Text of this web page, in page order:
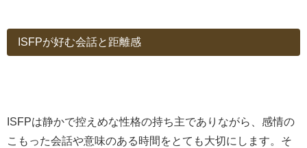
ISFPが好む会話と距離感
ISFPは静かで控えめな性格の持ち主でありながら、感情の
こもった会話や意味のある時間をとても大切にします。そ